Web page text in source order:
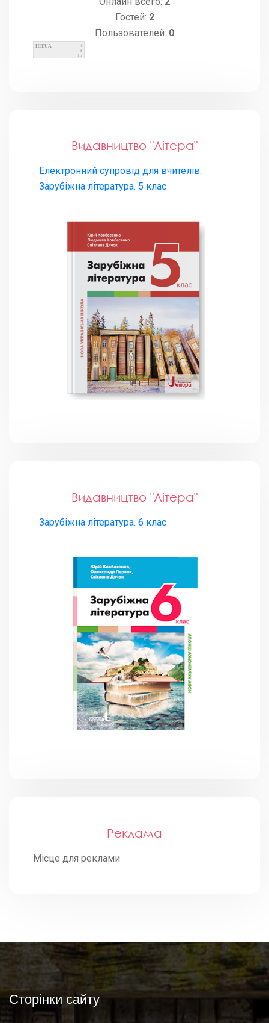
Гостей: 2
Пользователей: 0
HIT.UA
4
8
15
Видавництво "Літера"
Електронний супровід для вчителів.
Зарубіжна література. 5 клас
Видавництво "Літера"
Зарубіжна література. 6 клас
Реклама
Місце для реклами
Сторінки сайту